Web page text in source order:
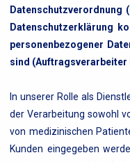
Datenschutzverordnung
Datenschutzerklärung
personenbezogener
sind (Auftragsverarbeiter
In unserer Rolle als
der Verarbeitung sowohl
von medizinischen
Kunden eingegeben